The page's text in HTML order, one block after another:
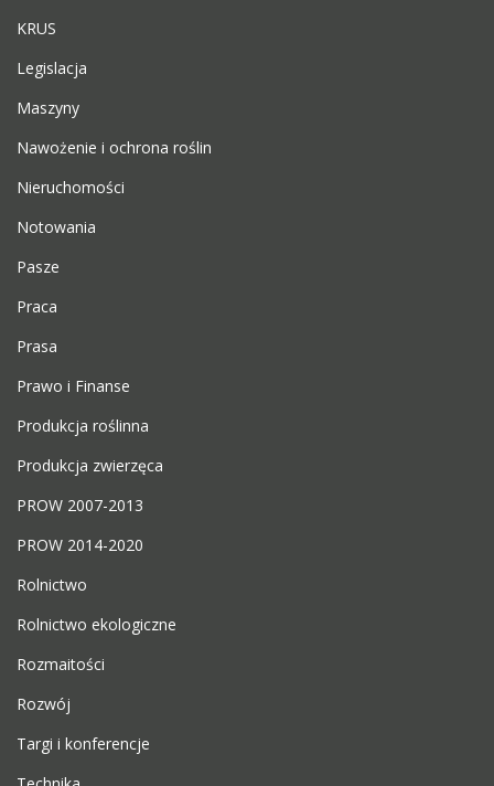
KRUS
Legislacja
Maszyny
Nawożenie i ochrona roślin
Nieruchomości
Notowania
Pasze
Praca
Prasa
Prawo i Finanse
Produkcja roślinna
Produkcja zwierzęca
PROW 2007-2013
PROW 2014-2020
Rolnictwo
Rolnictwo ekologiczne
Rozmaitości
Rozwój
Targi i konferencje